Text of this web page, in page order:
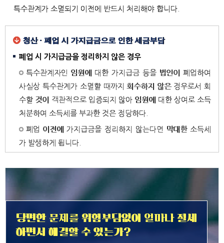
특수관계가 소멸되기 이전에 반드시 처리해야 합니다.
청산 · 폐업 시 가지급금으로 인한 세금부담
폐업 시 가지급금을 정리하지 않은 경우
특수관계자인 임원에 대한 가지급금 등을 법인이 폐업하여
사실상 특수관계가 소멸할 때까지 회수하지 않은 경우로서 회
수할 것이 객관적으로 입증되지 않아 임원에 대한 상여로 소득
처분하여 소득세를 부과한 것은 정당하다.
폐업 이전에 가지급금을 정리하지 않는다면 막대한 소득세
가 발생하게 됩니다.
당면한 문제를 위험부담없이 얼마나 절세
하면서 해결할 수 있는가?